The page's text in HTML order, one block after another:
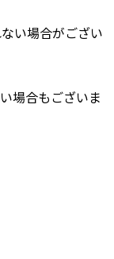
い場合がござい
場合もございま